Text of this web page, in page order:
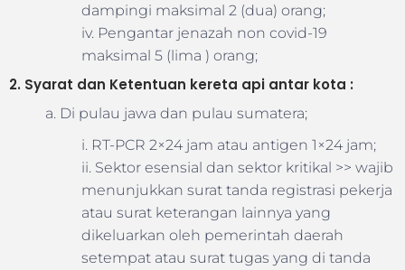
dampingi maksimal 2 (dua) orang;
iv. Pengantar jenazah non covid-19
maksimal 5 (lima ) orang;
2. Syarat dan Ketentuan kereta api antar kota :
a. Di pulau jawa dan pulau sumatera;
i. RT-PCR 2×24 jam atau antigen 1×24 jam;
ii. Sektor esensial dan sektor kritikal >> wajib
menunjukkan surat tanda registrasi pekerja
atau surat keterangan lainnya yang
dikeluarkan oleh pemerintah daerah
setempat atau surat tugas yang di tanda